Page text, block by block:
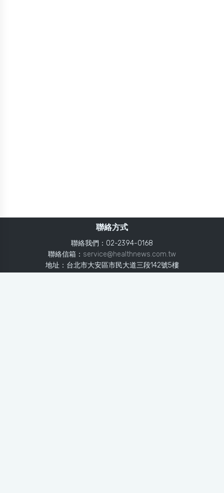
聯絡方式
聯絡我們：02-2394-0168
聯絡信箱： service@healthnews.com.tw
地址：台北市大安區市民大道三段142號5樓